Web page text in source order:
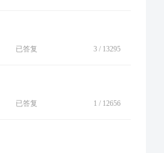
已答复 3 / 13295
已答复 1 / 12656